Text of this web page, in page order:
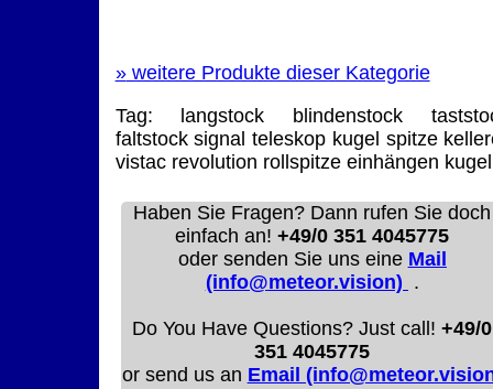
»weitere Produkte dieser Kategorie
Tag:
langstock blindenstock
faltstocksignal teleskop kugel spitze
vistacrevolution rollspitze einhängen kugel
Haben Sie Fragen? Dann rufen Sie doch
einfach an!+49/0 351 4045775
oder senden Sie uns eine Mail
(info@meteor.vision) .
Do You Have Questions? Just call!+49/0
351 4045775
or send us an Email